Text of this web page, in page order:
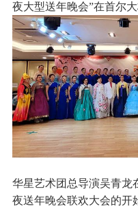
夜大型送年晚会”在首尔
华星艺术团总导演吴青龙
夜送年晚会联欢大会的开